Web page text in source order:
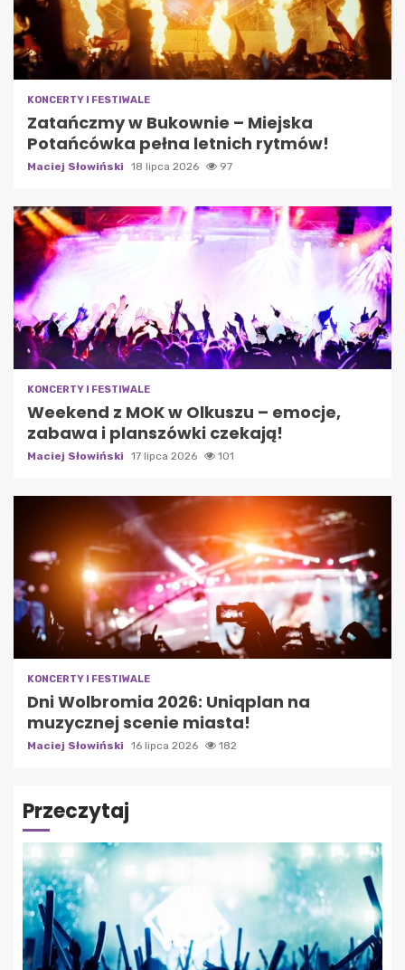
KONCERTY I FESTIWALE
Zatańczmy w Bukownie – Miejska
Potańcówka pełna letnich rytmów!
Maciej Słowiński 18 lipca 2026 97
KONCERTY I FESTIWALE
Weekend z MOK w Olkuszu – emocje,
zabawa i planszówki czekają!
Maciej Słowiński 17 lipca 2026 101
KONCERTY I FESTIWALE
Dni Wolbromia 2026: Uniqplan na
muzycznej scenie miasta!
Maciej Słowiński 16 lipca 2026 182
Przeczytaj